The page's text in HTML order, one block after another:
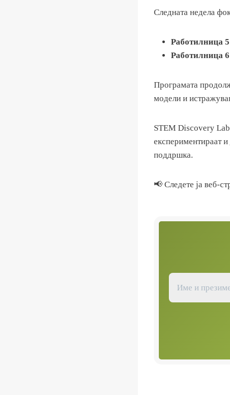
Следната недела
Работилница
Работилница
Програмата
модели и
STEM Discovery Lab
експериментираат
поддршка.
📢 Следете ја веб-